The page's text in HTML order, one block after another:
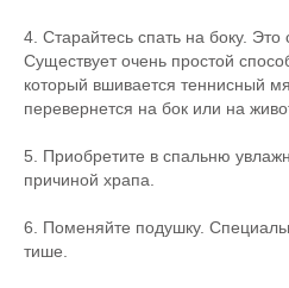
4. Старайтесь спать на боку.
Существует очень простой
который вшивается теннисный
перевернется на бок или на
5. Приобретите в спальню
причиной храпа.
6. Поменяйте подушку.
тише.